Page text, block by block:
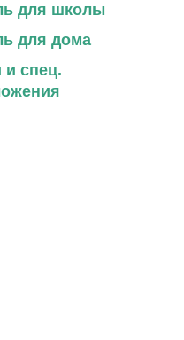
для школы
для дома
и спец.